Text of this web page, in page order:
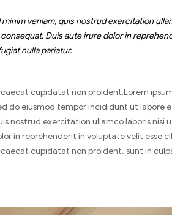
minim veniam, quis nostrud exercitation
Duis aute irure dolor in
nulla pariatur.
cupidatat non proident.Lorem
do eiusmod tempor incididunt ut labore
nostrud exercitation ullamco laboris nisi
in reprehenderit in voluptate velit esse
cupidatat non proident, sunt in